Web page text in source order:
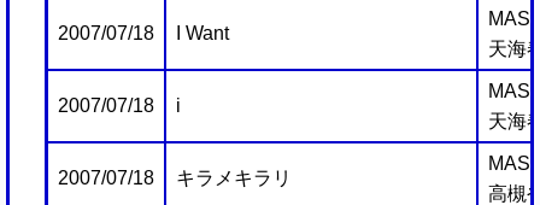
2007/07/18 I Want
天海
2007/07/18 i
天海
2007/07/18 キラメキラリ
高槻